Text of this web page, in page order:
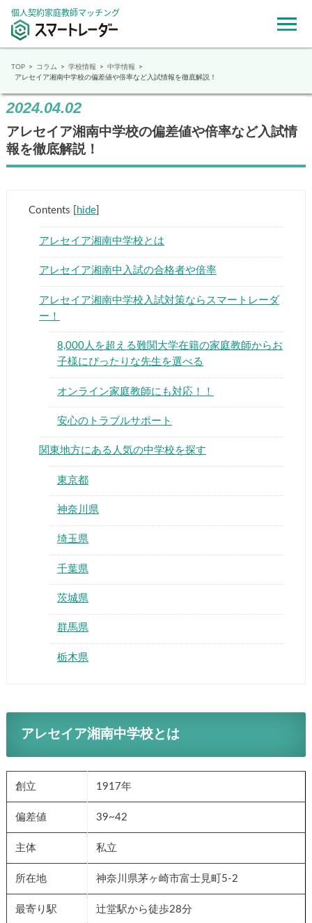
個人契約家庭教師マッチング
▶
▶
TOP コラム 学校情報
中学情報
アレセイア湘南中学校の偏差値や倍率など入試情報を徹底解説！
2024.04.02
アレセイア湘南中学校の偏差値や倍率など入試情
報を徹底解説！
Contents hide]
アレセイア湘南中学校とは
アレセイア湘南中入試の合格者や倍率
アレセイア湘南中学校入試対策ならスマートレーダ
ー！
8,000人を超える難関大学在籍の家庭教師からお
子様にぴったりな先生を選べる
オンライン家庭教師にも対応！！
安心のトラブルサポート
関東地方にある人気の中学校を探す
東京都
神奈川県
埼玉県
千葉県
茨城県
群馬県
栃木県
アレセイア湘南中学校とは
創立 1917年
偏差値 39~42
主体 私立
所在地 神奈川県茅ヶ崎市富士見町5-2
最寄り駅 辻堂駅から徒歩28分